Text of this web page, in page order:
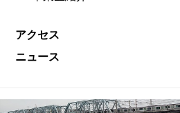
アクセス
ニュース